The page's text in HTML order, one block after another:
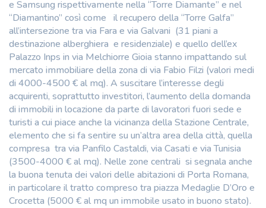
e Samsung rispettivamente nella “Torre Diamante” e nel
“Diamantino” così come il recupero della “Torre Galfa”
all’intersezione tra via Fara e via Galvani (31 piani a
destinazione alberghiera e residenziale) e quello dell’ex
Palazzo Inps in via Melchiorre Gioia stanno impattando sul
mercato immobiliare della zona di via Fabio Filzi (valori medi
di 4000-4500 € al mq). A suscitare l’interesse degli
acquirenti, soprattutto investitori, l’aumento della domanda
di immobili in locazione da parte di lavoratori fuori sede e
turisti a cui piace anche la vicinanza della Stazione Centrale,
elemento che si fa sentire su un’altra area della città, quella
compresa tra via Panfilo Castaldi, via Casati e via Tunisia
(3500-4000 € al mq). Nelle zone centrali si segnala anche
la buona tenuta dei valori delle abitazioni di Porta Romana,
in particolare il tratto compreso tra piazza Medaglie D’Oro e
Crocetta (5000 € al mq un immobile usato in buono stato).